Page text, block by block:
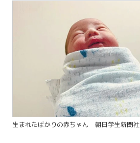
生まれたばかりの赤ちゃん 朝日学生新聞社